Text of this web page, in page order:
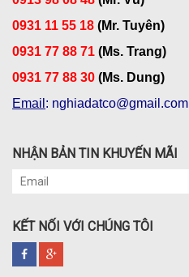
0931 11 55 18 (Mr. Tuyên)
0931 77 88 71 (Ms. Trang)
0931 77 88 30 (Ms. Dung)
Email : nghiadatco@gmail.com
NHẬN BẢN TIN KHUYẾN MÃI
KẾT NỐI VỚI CHÚNG TÔI